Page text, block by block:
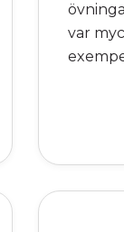
var